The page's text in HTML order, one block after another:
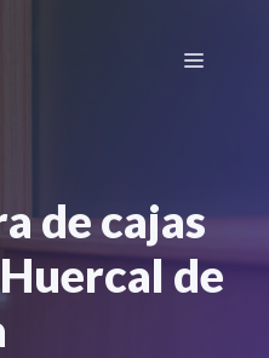
Menú
de cajas
de